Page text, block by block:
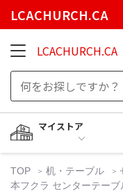
LCACHURCH.CA
LCACHURCH.CA
マイストア
TOP 机・テーブル
本フクラ センターテー